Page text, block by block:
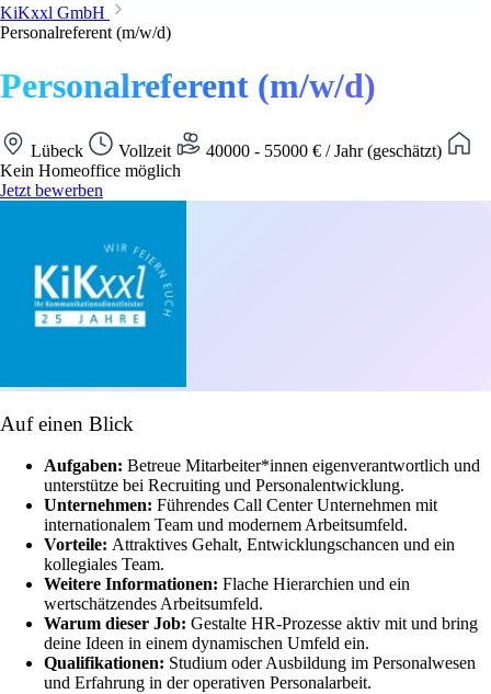
KiKxxl GmbH
Personalreferent (m/w/d)
Personalreferent (m/w/d)
Lübeck Vollzeit
40000 - 55000 € / Jahr (geschätzt)
Kein Homeoffice möglich
Jetzt bewerben
Auf einen Blick
Aufgaben: Betreue Mitarbeiter*innen eigenverantwortlich und
unterstütze bei Recruiting und Personalentwicklung.
Unternehmen: Führendes Call Center Unternehmen mit
internationalem Team und modernem Arbeitsumfeld.
Vorteile: Attraktives Gehalt, Entwicklungschancen und ein
kollegiales Team.
Weitere Informationen: Flache Hierarchien und ein
wertschätzendes Arbeitsumfeld.
Warum dieser Job: Gestalte HR-Prozesse aktiv mit und bring
deine Ideen in einem dynamischen Umfeld ein.
Qualifikationen: Studium oder Ausbildung im Personalwesen
und Erfahrung in der operativen Personalarbeit.